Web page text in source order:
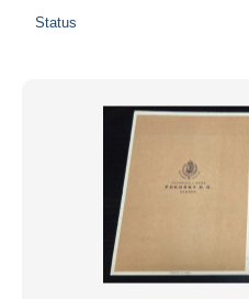
Status